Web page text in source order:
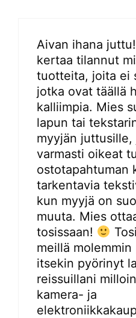
Aivan ihana juttu!
kertaa tilannut
tuotteita, joita ei
jotka ovat täällä
kalliimpia. Mies
lapun tai
myyjän juttusille,
varmasti oikeat
ostotapahtuman
tarkentavia
kun myyjä on
muuta. Mies
tosissaan!
meillä molemmin
itsekin pyörinyt
reissuillani
kamera- ja